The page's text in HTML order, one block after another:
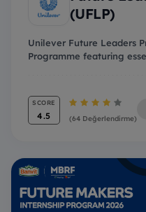
(UFLP)
Unilever Future Leaders
Programme featuring
SCORE
4.5 (64 Değerlendirme)